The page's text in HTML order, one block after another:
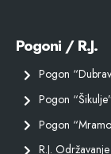
Pogoni / R.J.
Pogon
Pogon
Pogon
R.J. Održavanje